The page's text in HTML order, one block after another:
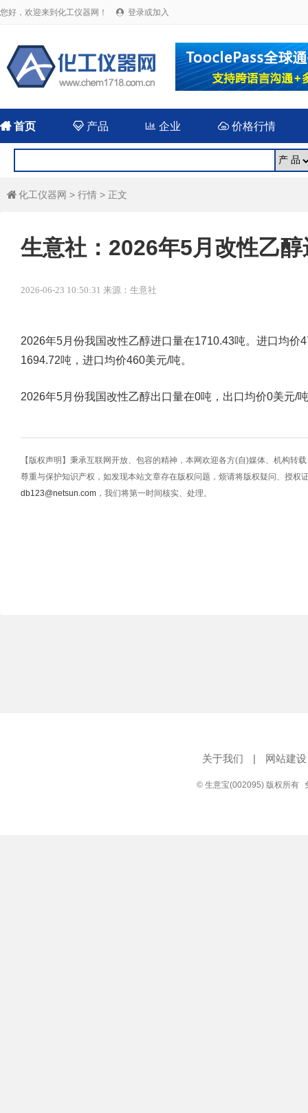
您好，欢迎来到化工仪器网！  登录或加入
首页 产品  企业 价格行情
 化工仪器网 > 行情 > 正文
生意社：2026年5月改性乙
2026-06-23 10:50:31 来源：生意社
2026年5月份我国改性乙醇进口量在1710.43吨。进口均价
1694.72吨，进口均价460美元/吨。
2026年5月份我国改性乙醇出口量在0吨，出口均价0美元/
【版权声明】秉承互联网开放、包容的精神，本网欢迎各方(自)媒体、机构转
尊重与保护知识产权，如发现本站文章存在版权问题，烦请将版权疑问、授权
db123@netsun.com ，我们将第一时间核实、处理。
关于我们 | 网站建设
© 生意宝(002095) 版权所有